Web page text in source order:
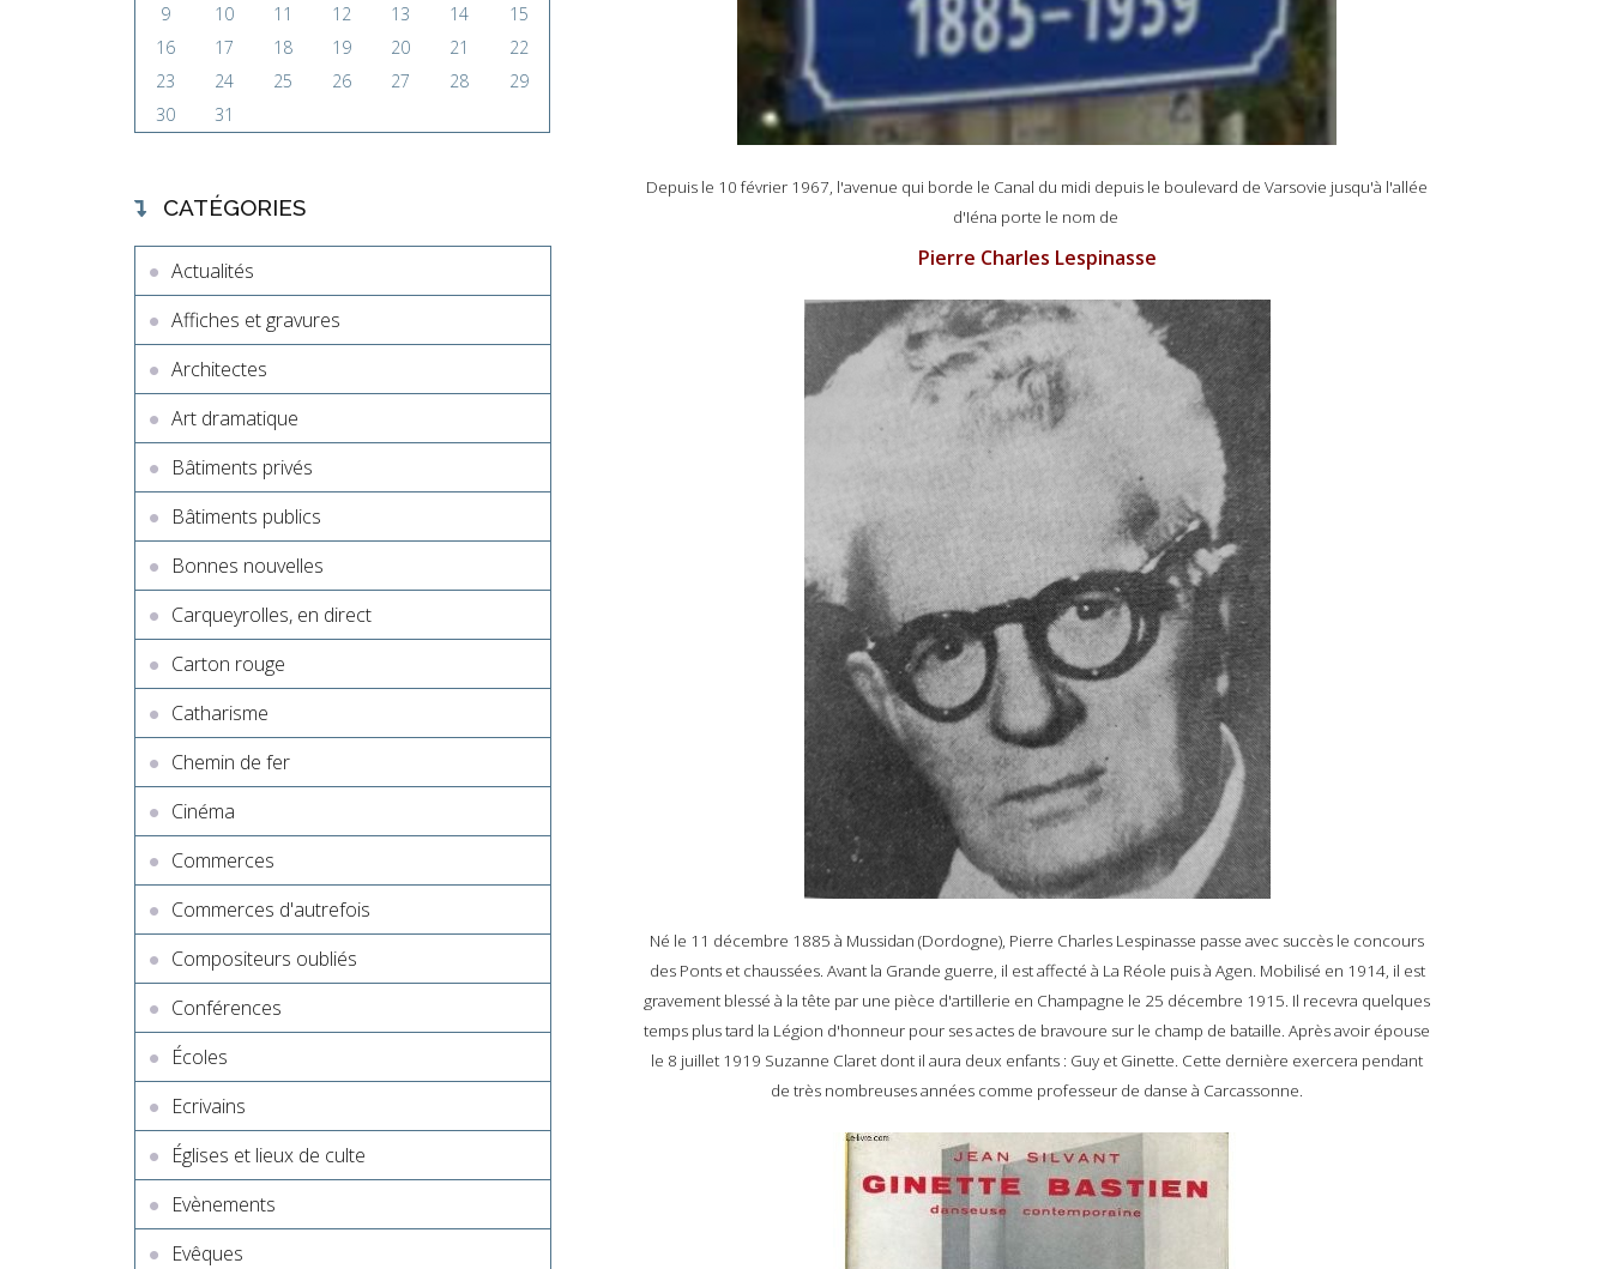
9
10 11 12 13 14
15
16
17 18 19 20 21
22
23
24 25 26 27 28
29
30
31
CATÉGORIES
Actualités
Affiches et gravures
Architectes
Art dramatique
Bâtiments privés
Bâtiments publics
Bonnes nouvelles
Carqueyrolles, en direct
Carton rouge
Catharisme
Chemin de fer
Cinéma
Commerces
Commerces d'autrefois
Compositeurs oubliés
Conférences
Écoles
Ecrivains
Églises et lieux de culte
Evènements
Evêques
Depuis le 10 février 1967, l'avenue qui borde le Canal du midi depuis le boulevard de Varsovie jusqu'à l'allée
d'Iéna porte le nom de
Pierre Charles Lespinasse
Né le 11 décembre 1885 à Mussidan (Dordogne), Pierre Charles Lespinasse passe avec succès le concours
des Ponts et chaussées. Avant la Grande guerre, il est affecté à La Réole puis à Agen. Mobilisé en 1914, il est
gravement blessé à la tête par une pièce d'artillerie en Champagne le 25 décembre 1915. Il recevra quelques
temps plus tard la Légion d'honneur pour ses actes de bravoure sur le champ de bataille. Après avoir épouse
le 8 juillet 1919 Suzanne Claret dont il aura deux enfants : Guy et Ginette. Cette dernière exercera pendant
de très nombreuses années comme professeur de danse à Carcassonne.